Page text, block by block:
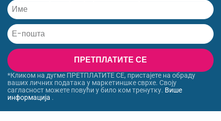
ПРЕТПЛАТИТЕ СЕ
*Кликом на дугме ПРЕТПЛАТИТЕ СЕ, пристајете на обраду
ваших личних података у маркетиншке сврхе. Своју
сагласност можете повући у било ком тренутку. Више
информација .